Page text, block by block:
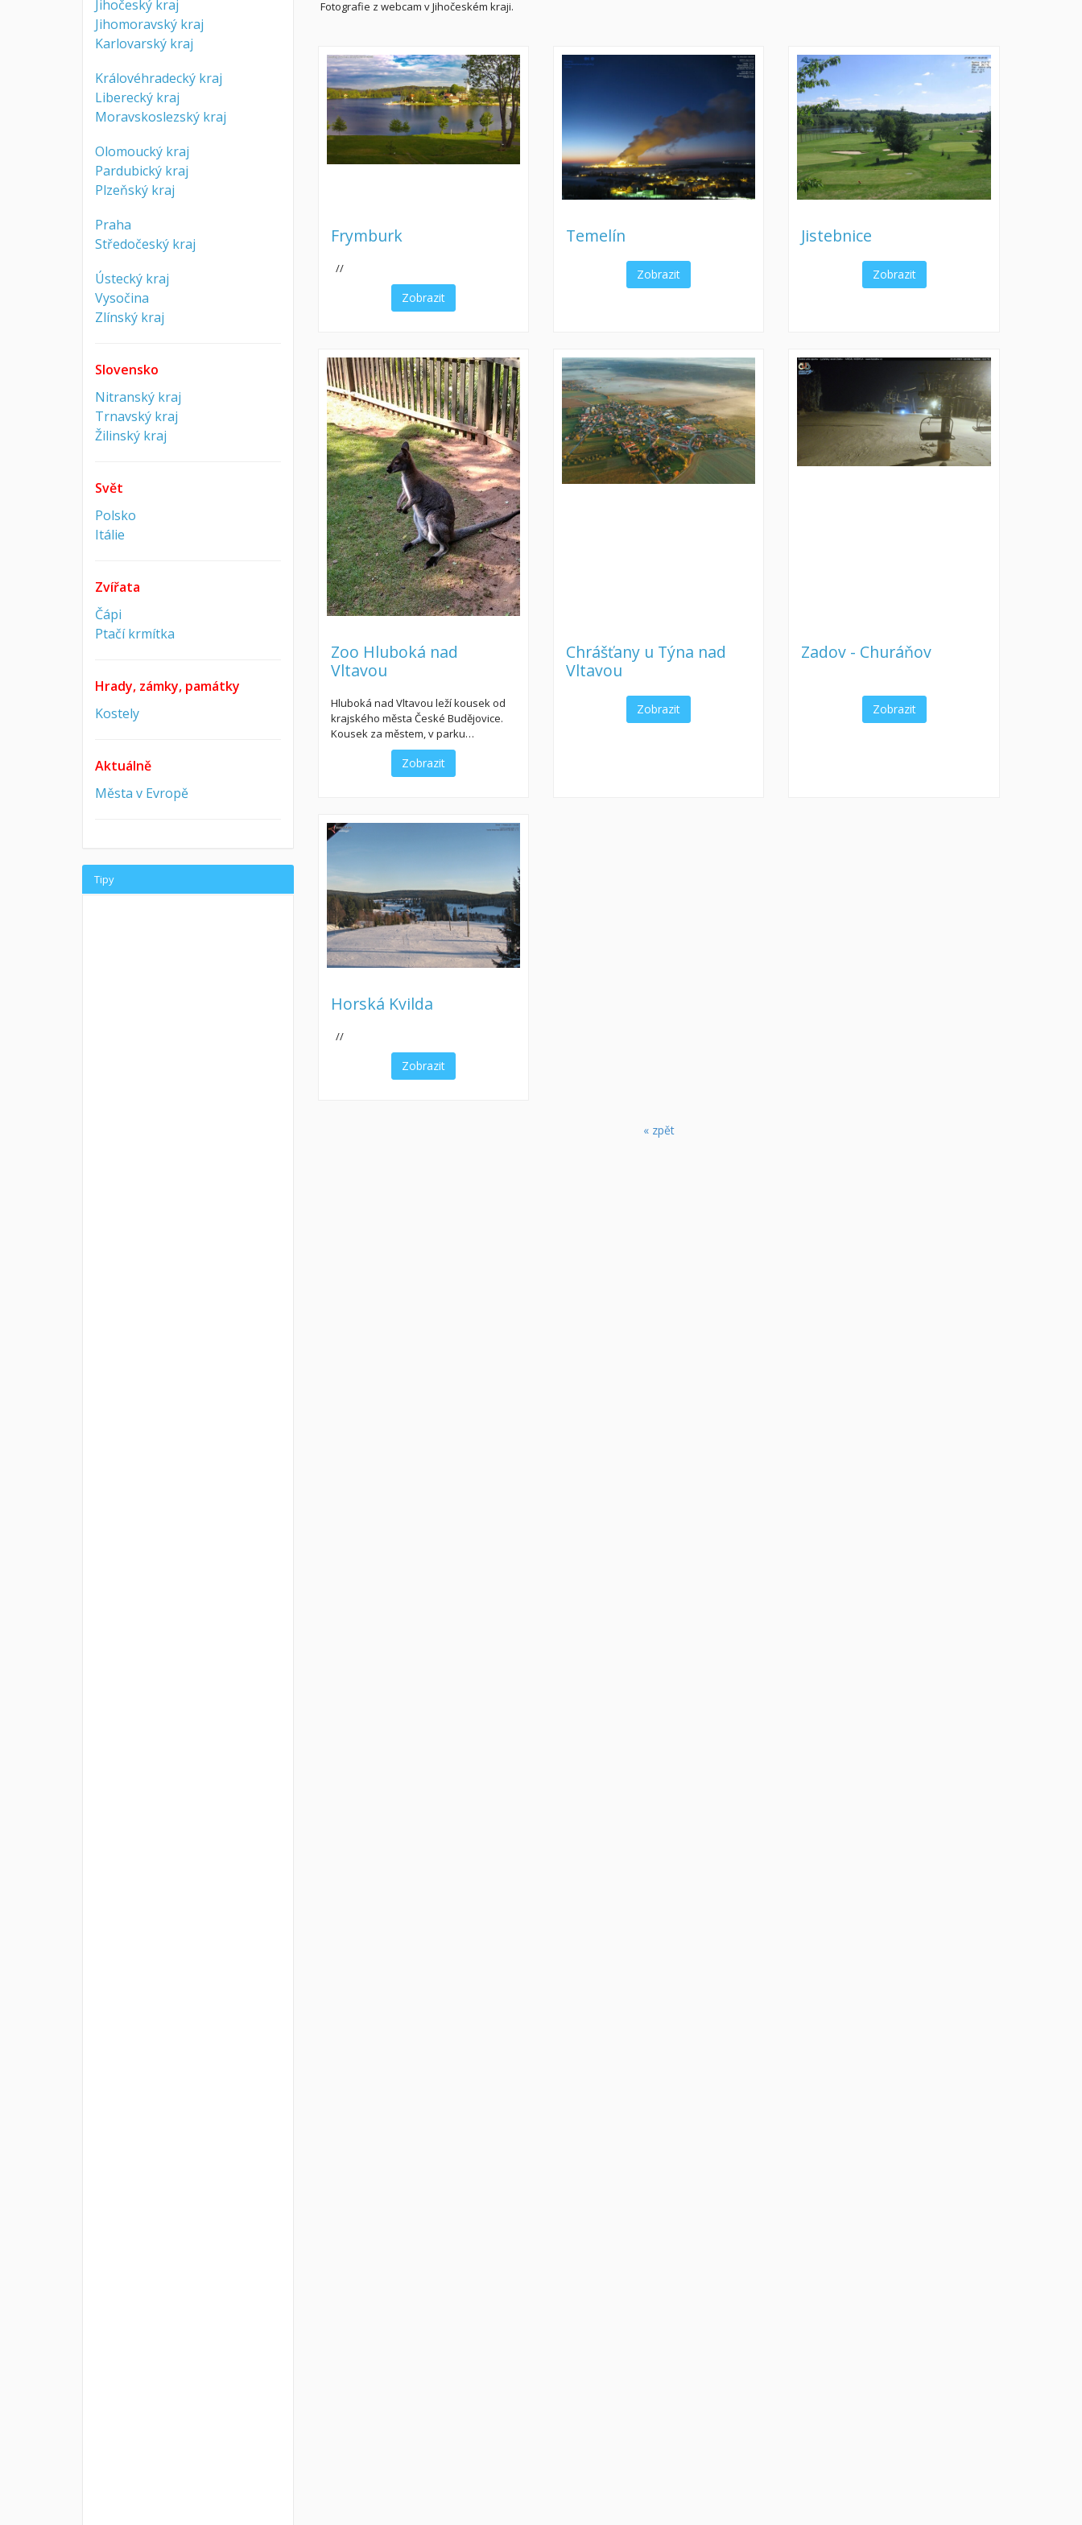
Fotografie z webcam v Jihočeském kraji.
Frymburk
//
Zobrazit
Temelín
Zobrazit
Jistebnice
Zobrazit
Zoo Hluboká nad
Vltavou
Hluboká nad Vltavou leží kousek od
krajského města České Budějovice.
Kousek za městem, v parku…
Zobrazit
Chrášťany u Týna nad
Vltavou
Zobrazit
Zadov - Churáňov
Zobrazit
Horská Kvilda
//
Zobrazit
« zpět
Jihočeský kraj
Jihomoravský kraj
Karlovarský kraj
Královéhradecký kraj
Liberecký kraj
Moravskoslezský kraj
Olomoucký kraj
Pardubický kraj
Plzeňský kraj
Praha
Středočeský kraj
Ústecký kraj
Vysočina
Zlínský kraj
Slovensko
Nitranský kraj
Trnavský kraj
Žilinský kraj
Svět
Polsko
Itálie
Zvířata
Čápi
Ptačí krmítka
Hrady, zámky, památky
Kostely
Aktuálně
Města v Evropě
Tipy